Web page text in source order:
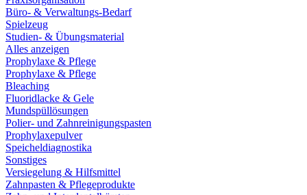
Büro- & Verwaltungs-Bedarf
Spielzeug
Studien- & Übungsmaterial
Alles anzeigen
Prophylaxe & Pflege
Prophylaxe & Pflege
Bleaching
Fluoridlacke & Gele
Mundspüllösungen
Polier- und Zahnreinigungspasten
Prophylaxepulver
Speicheldiagnostika
Sonstiges
Versiegelung & Hilfsmittel
Zahnpasten & Pflegeprodukte